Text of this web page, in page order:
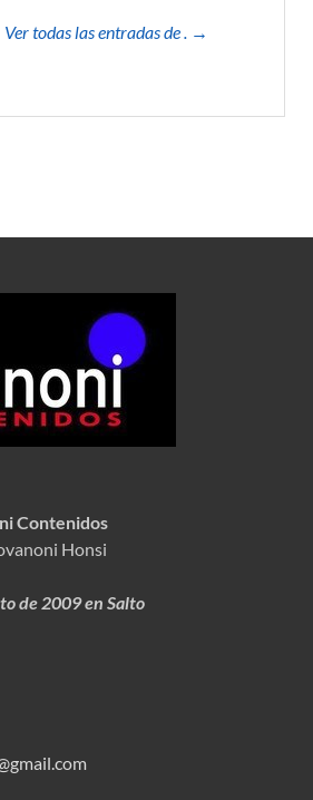
Ver todas las entradas de . →
Contenidos
Honsi
de 2009 en Salto